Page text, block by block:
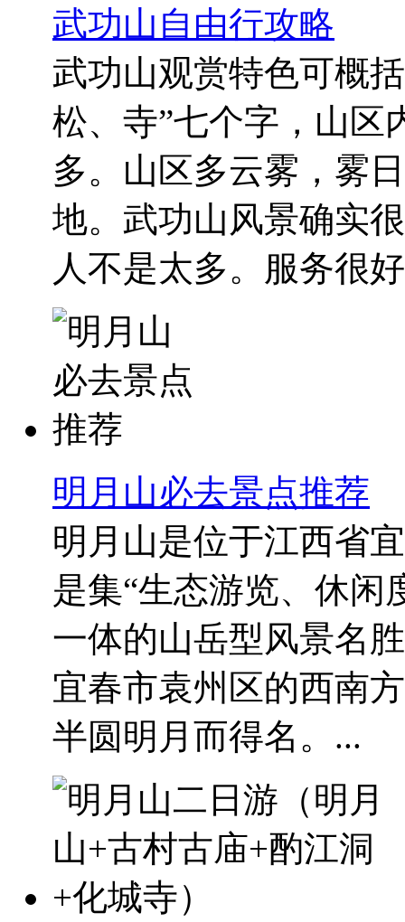
武功山自由行攻略
武功山观赏特色可概
松、寺”七个字，山区
多。山区多云雾，雾
地。武功山风景确实
人不是太多。服务很
明月山必去景点推荐
明月山是位于江西省
是集“生态游览、休闲
一体的山岳型风景名
宜春市袁州区的西南
半圆明月而得名。...